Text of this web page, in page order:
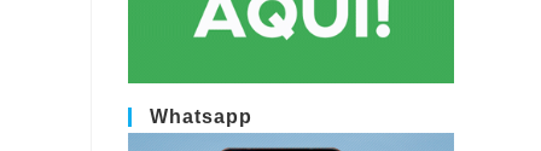
Whatsapp